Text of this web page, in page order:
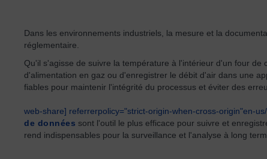
Dans les environnements industriels, la mesure et la
réglementaire.
Qu'il s'agisse de suivre la température à l'intérieur d'un four
d'alimentation en gaz ou d'enregistrer le débit d'air dans une
fiables pour maintenir l'intégrité du processus et éviter des
web-share] referrerpolicy="strict-origin-when-cross-origin"en-
de données sont l'outil le plus efficace pour suivre et
rend indispensables pour la surveillance et l'analyse à long